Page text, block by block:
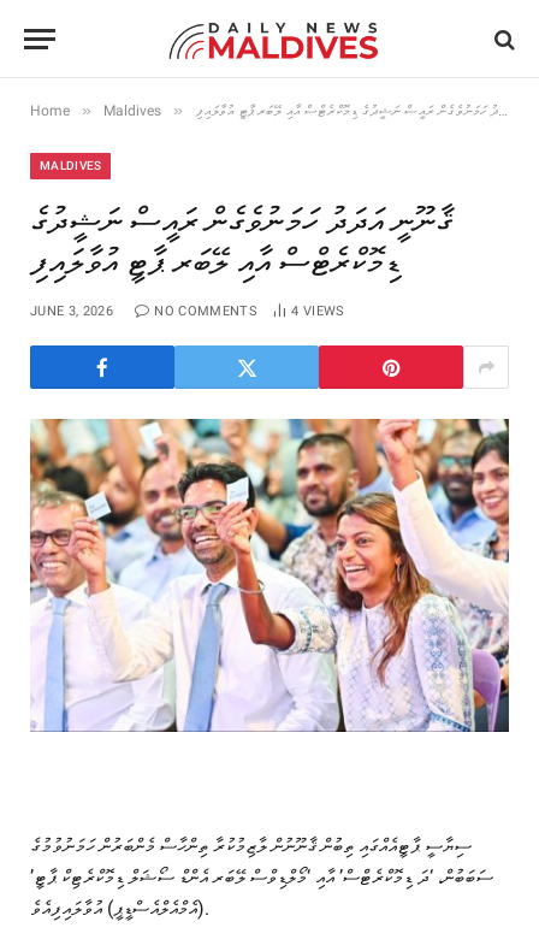
Home » Maldives » ޤާނޫނީ އަދަދު ހަމަނުވެގެން ރައީސް ނަޝީދުގެ ޑިމޮކްރެޓްސް އާއި ލޭބަރ ޕާޓީ އުވާލައިފި
MALDIVES
ޤާނޫނީ އަދަދު ހަމަނުވެގެން ރައީސް ނަޝީދުގެ
ޑިމޮކްރެޓްސް އާއި ލޭބަރ ޕާޓީ އުވާލައިފި
JUNE 3, 2026 NO COMMENTS 4 VIEWS
ސިޔާސީ ޕާޓީއެއްގައި ތިބުން ޤާނޫނުން ލާޒިމުކުރާ ތިންހާސް މެންބަރުން ހަމަނުވުމުގެ
ސަބަބުން، ‘ދަ ޑިމޮކްރެޓްސް’ އާއި ‘މޯލްޑިވްސް ލޭބަރ އެންޑް ސޯޝަލް ޑިމޮކްރެޓިކް ޕާޓީ’
(އެމްއެލްއެސްޑީޕީ) އުވާލައިފިއެވެ.